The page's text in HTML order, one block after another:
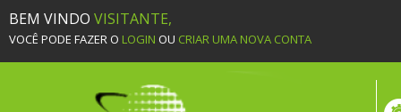
BEM VINDO VISITANTE,
VOCÊ PODE FAZER O LOGIN OU CRIAR UMA NOVA CONTA